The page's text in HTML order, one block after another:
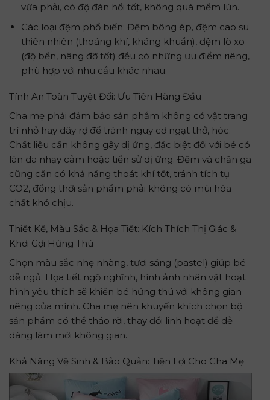
vừa phải, có độ đàn hồi tốt, không quá mềm lún.
Các loại đệm phổ biến: Đệm bông ép, đệm cao su
thiên nhiên (thoáng khí, kháng khuẩn), đệm lò xo
(độ bền, nâng đỡ tốt) đều có những ưu điểm riêng,
phù hợp với nhu cầu khác nhau.
Tính An Toàn Tuyệt Đối: Ưu Tiên Hàng Đầu
Cha mẹ phải đảm bảo sản phẩm không có vật trang
trí nhỏ hay dây rợ để tránh nguy cơ ngạt thở, hóc.
Chất liệu cần không gây dị ứng, đặc biệt đối với bé có
làn da nhạy cảm hoặc tiền sử dị ứng. Đệm và chăn ga
cũng cần có khả năng thoát khí tốt, tránh tích tụ
CO2, đồng thời sản phẩm phải không có mùi hóa
chất khó chịu.
Thiết Kế, Màu Sắc & Họa Tiết: Kích Thích Thị Giác &
Khơi Gợi Hứng Thú
Chọn màu sắc nhẹ nhàng, tươi sáng (pastel) giúp bé
dễ ngủ. Họa tiết ngộ nghĩnh, hình ảnh nhân vật hoạt
hình yêu thích sẽ khiến bé hứng thú với không gian
riêng của mình. Cha mẹ nên khuyến khích chọn bộ
sản phẩm có thể tháo rời, thay đổi linh hoạt để dễ
dàng làm mới không gian.
Khả Năng Vệ Sinh & Bảo Quản: Tiện Lợi Cho Cha Mẹ